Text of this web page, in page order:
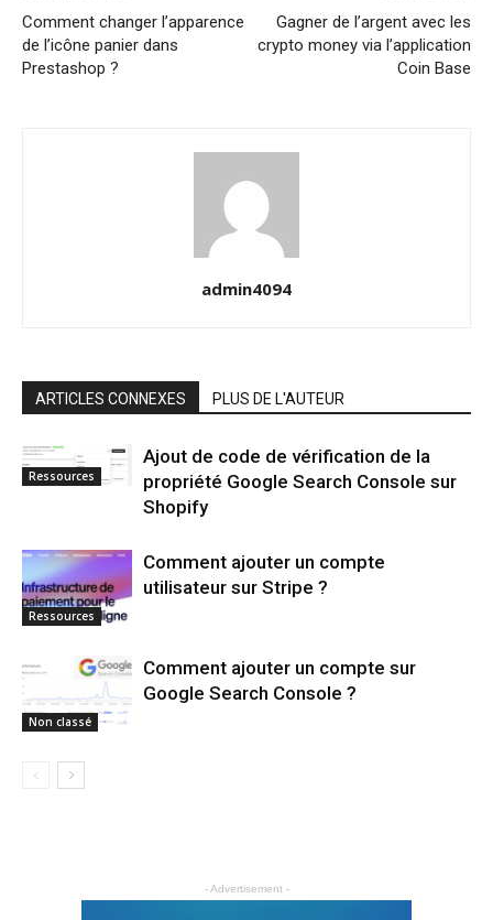
Comment changer l’apparence
de l’icône panier dans
Prestashop ?
Gagner de l’argent avec les
crypto money via l’application
Coin Base
admin4094
ARTICLES CONNEXES PLUS DE L'AUTEUR
Ressources
Ajout de code de vérification de la
propriété Google Search Console sur
Shopify
Ressources
Comment ajouter un compte
utilisateur sur Stripe ?
Non classé
Comment ajouter un compte sur
Google Search Console ?
- Advertisement -